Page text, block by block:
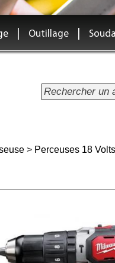
Outillage
> Perceuses 18